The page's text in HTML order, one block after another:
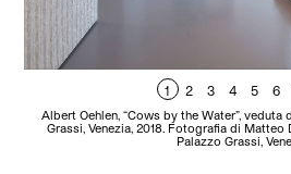
1 2 3 4 5 6
Albert Oehlen, “Cows by the Water”,
Grassi, Venezia, 2018. Fotografia di Matteo
Palazzo Grassi,